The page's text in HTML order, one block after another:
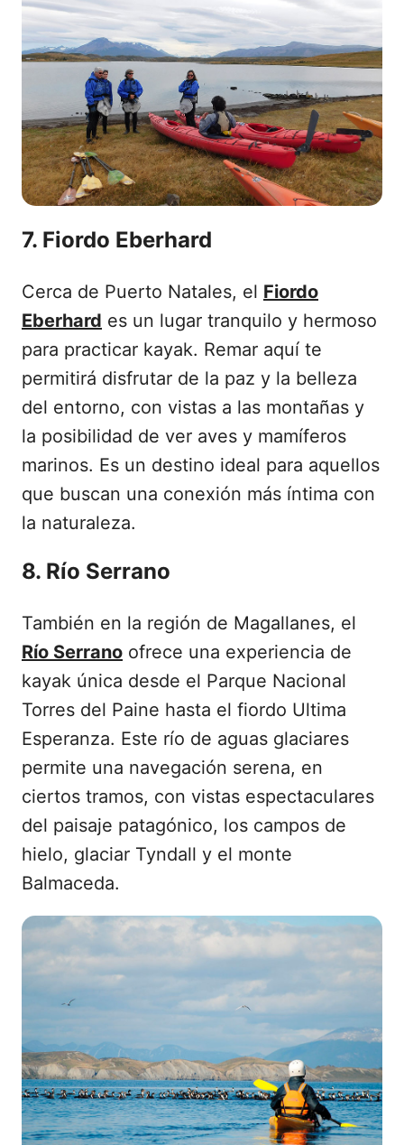
7. Fiordo Eberhard
Cerca de Puerto Natales, el Fiordo
Eberhard es un lugar tranquilo y hermoso
para practicar kayak. Remar aquí te
permitirá disfrutar de la paz y la belleza
del entorno, con vistas a las montañas y
la posibilidad de ver aves y mamíferos
marinos. Es un destino ideal para aquellos
que buscan una conexión más íntima con
la naturaleza.
8. Río Serrano
También en la región de Magallanes, el
Río Serrano ofrece una experiencia de
kayak única desde el Parque Nacional
Torres del Paine hasta el fiordo Ultima
Esperanza. Este río de aguas glaciares
permite una navegación serena, en
ciertos tramos, con vistas espectaculares
del paisaje patagónico, los campos de
hielo, glaciar Tyndall y el monte
Balmaceda.